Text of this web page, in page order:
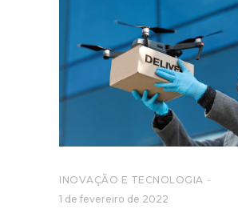
INOVAÇÃO E TECNOLOGIA
1 de fevereiro de 2022